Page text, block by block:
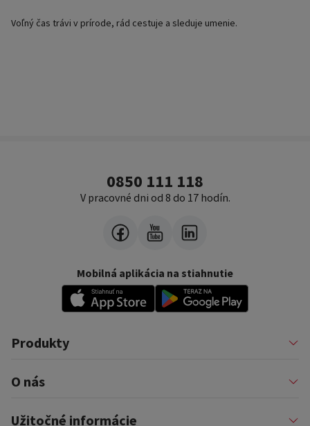
Voľný čas trávi v prírode, rád cestuje a sleduje umenie.
0850 111 118
V pracovné dni od 8 do 17 hodín.
Mobilná aplikácia na stiahnutie
Produkty
Pôžičky
Financovanie podnikateľov
Nákup na splátky a karty
Auto na splátky
O nás
Profil firmy
Užitočné informácie